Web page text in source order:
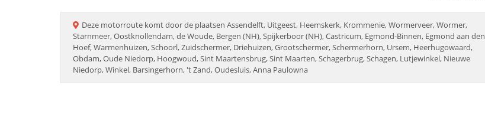
Deze motorroute komt door de plaatsen Assendelft, Uitgeest, Heemskerk, Krommenie, Wormerveer, Wormer,
Starnmeer, Oostknollendam, de Woude, Bergen (NH), Spijkerboor (NH), Castricum, Egmond-Binnen, Egmond aan den
Hoef, Warmenhuizen, Schoorl, Zuidschermer, Driehuizen, Grootschermer, Schermerhorn, Ursem, Heerhugowaard,
Obdam, Oude Niedorp, Hoogwoud, Sint Maartensbrug, Sint Maarten, Schagerbrug, Schagen, Lutjewinkel, Nieuwe
Niedorp, Winkel, Barsingerhorn, 't Zand, Oudesluis, Anna Paulowna